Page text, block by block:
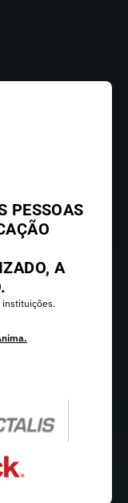
PESSOAS
A
instituições.